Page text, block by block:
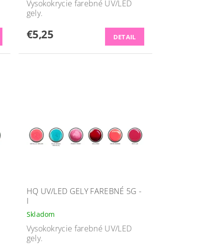
Vysokokrycie farebné UV/LED
gely.
€5,25 DETAIL
HQ UV/LED GELY FAREBNÉ 5G -
I
Skladom
Vysokokrycie farebné UV/LED
gely.